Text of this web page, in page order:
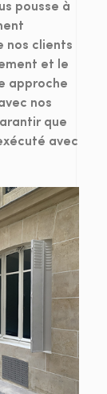
pousse à
nos clients
et le
approche
nos
que
avec